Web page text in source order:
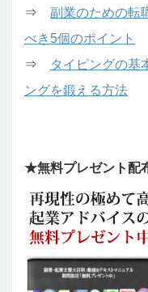
⇒ 副業のための転
べき5個のポイント
⇒
タイピングの基
ングを鍛える方法
★無料プレゼント配